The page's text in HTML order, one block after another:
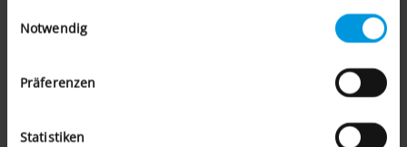
bereitgestellt haben oder die sie im Rahmen Ihrer
Nutzung der Dienste gesammelt haben.
Notwendig
Präferenzen
Statistiken